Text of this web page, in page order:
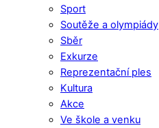
Sport
Soutěže a olympiády
Sběr
Exkurze
Reprezentační ples
Kultura
Akce
Ve škole a venku